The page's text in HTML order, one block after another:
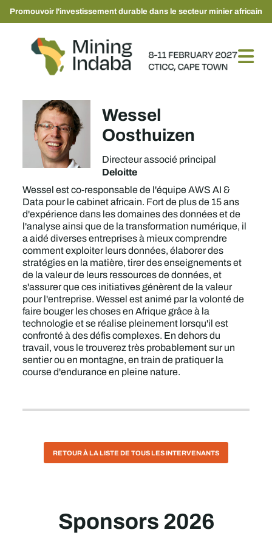
Promouvoir l'investissement durable dans le secteur minier africain
Wessel
Oosthuizen
Directeur associé principal
Deloitte
Wessel est co-responsable de l'équipe AWS AI &
Data pour le cabinet africain. Fort de plus de 15 ans
d'expérience dans les domaines des données et de
l'analyse ainsi que de la transformation numérique, il
a aidé diverses entreprises à mieux comprendre
comment exploiter leurs données, élaborer des
stratégies en la matière, tirer des enseignements et
de la valeur de leurs ressources de données, et
s'assurer que ces initiatives génèrent de la valeur
pour l'entreprise. Wessel est animé par la volonté de
faire bouger les choses en Afrique grâce à la
technologie et se réalise pleinement lorsqu'il est
confronté à des défis complexes. En dehors du
travail, vous le trouverez très probablement sur un
sentier ou en montagne, en train de pratiquer la
course d'endurance en pleine nature.
RETOUR À LA LISTE DE TOUS LES INTERVENANTS
Sponsors 2026